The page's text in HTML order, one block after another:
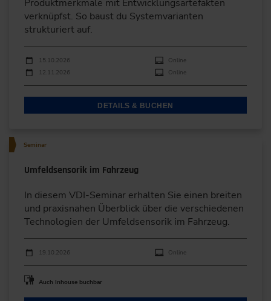
Produktmerkmale mit Entwicklungsartefakten
verknüpfst. So baust du Systemvarianten
strukturiert auf.
Durchführungen
Veranstaltungsdatum
15.10.2026
Online
12.11.2026
Online
DETAILS & BUCHEN
Seminar
Umfeldsensorik im Fahrzeug
In diesem VDI-Seminar erhalten Sie einen breiten
und praxisnahen Überblick über die verschiedenen
Technologien der Umfeldsensorik im Fahrzeug.
Durchführungen
Veranstaltungsdatum
19.10.2026 Online
Auch Inhouse buchbar